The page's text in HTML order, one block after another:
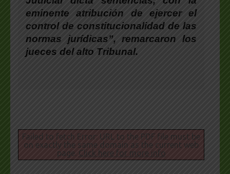
eminente atribución de ejercer el
control de constitucionalidad de las
normas jurídicas”, remarcaron los
jueces del alto Tribunal.
Failed to fetch Error: URL to the PDF file must be
on exactly the same domain as the current web
page. Click here for more info